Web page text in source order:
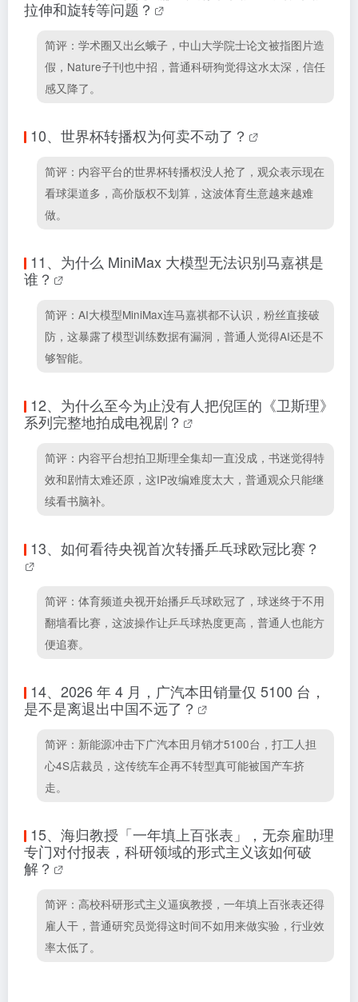
拉伸和旋转等问题？
简评：学术圈又出幺蛾子，中山大学院士论文被指图片造
假，Nature子刊也中招，普通科研狗觉得这水太深，信任
感又降了。
10、 世界杯转播权为何卖不动了？
简评：内容平台的世界杯转播权没人抢了，观众表示现在
看球渠道多，高价版权不划算，这波体育生意越来越难
做。
11、 为什么 MiniMax 大模型无法识别马嘉祺是
谁？
简评：AI大模型MiniMax连马嘉祺都不认识，粉丝直接破
防，这暴露了模型训练数据有漏洞，普通人觉得AI还是不
够智能。
12、 为什么至今为止没有人把倪匡的《卫斯理》
系列完整地拍成电视剧？
简评：内容平台想拍卫斯理全集却一直没成，书迷觉得特
效和剧情太难还原，这IP改编难度太大，普通观众只能继
续看书脑补。
13、 如何看待央视首次转播乒乓球欧冠比赛？
简评：体育频道央视开始播乒乓球欧冠了，球迷终于不用
翻墙看比赛，这波操作让乒乓球热度更高，普通人也能方
便追赛。
14、 2026 年 4 月，广汽本田销量仅 5100 台，
是不是离退出中国不远了？
简评：新能源冲击下广汽本田月销才5100台，打工人担
心4S店裁员，这传统车企再不转型真可能被国产车挤
走。
15、 海归教授「一年填上百张表」，无奈雇助理
专门对付报表，科研领域的形式主义该如何破
解？
简评：高校科研形式主义逼疯教授，一年填上百张表还得
雇人干，普通研究员觉得这时间不如用来做实验，行业效
率太低了。